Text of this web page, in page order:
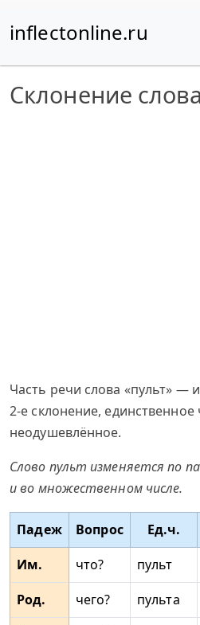
inflectonline.ru
Склонение
Часть речи слова «пульт» —
2-е склонение,
неодушевлённое.
Слово пульт изменяется по
и во множественном числе.
Падеж Вопрос Ед.ч.
Им.
что? пульт
Род.
чего? пульта